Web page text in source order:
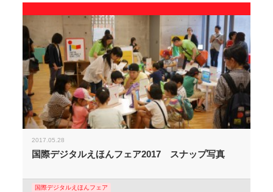
2017.05.28
国際デジタルえほんフェア2017 スナップ写真
国際デジタルえほんフェア